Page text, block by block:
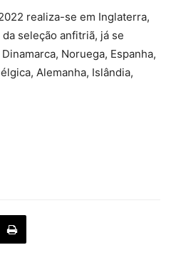
realiza-se em Inglaterra,
seleção anfitriã, já se
Noruega, Espanha,
Alemanha, Islândia,